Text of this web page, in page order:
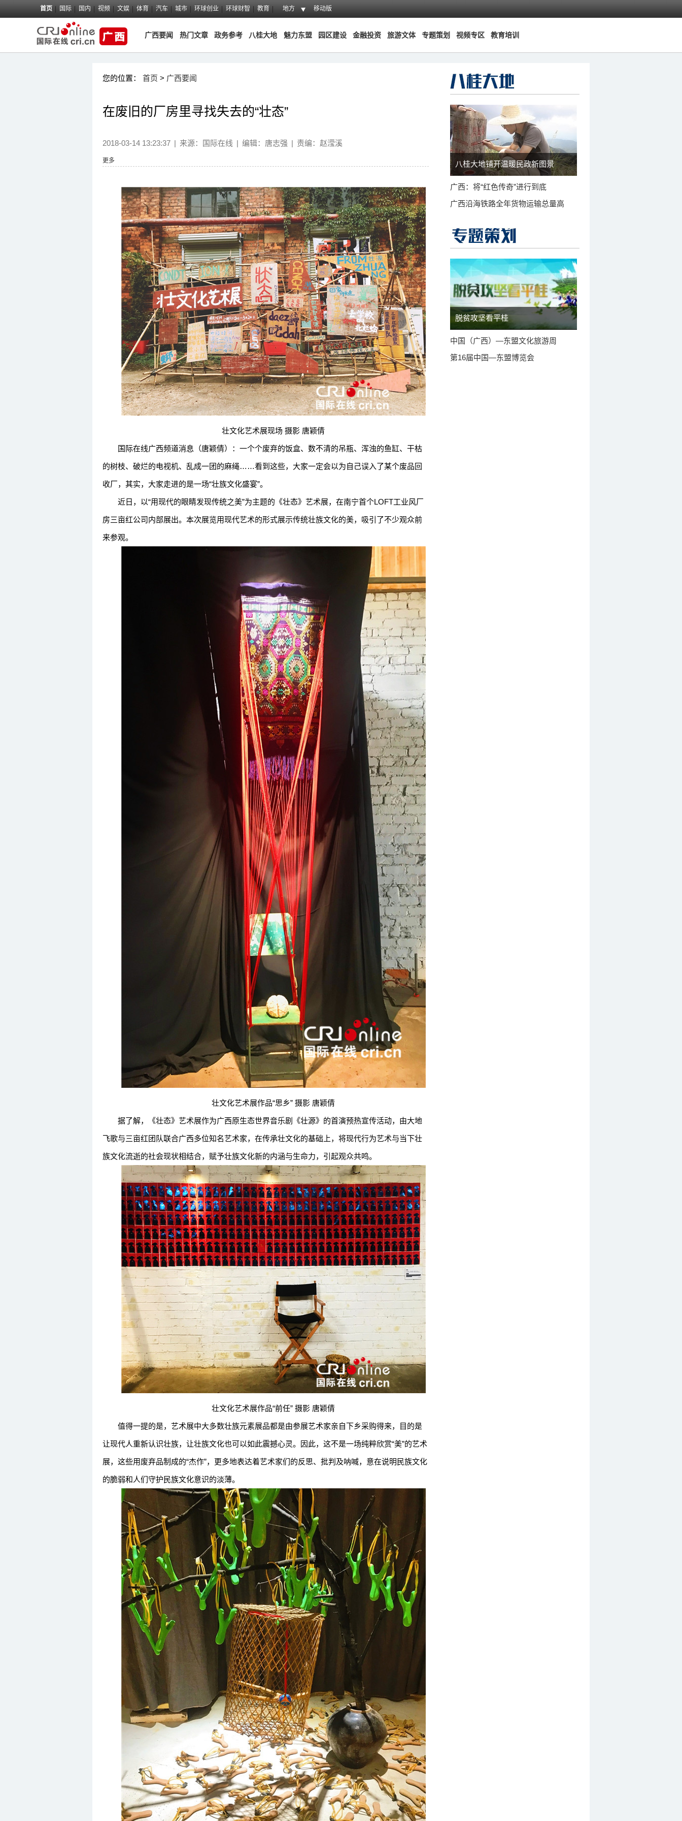
首页 国际 国内 视频 文娱 体育 汽车 城市 环球创业 环球财智 教育 地方 移动版
广西要闻 热门文章 政务参考 八桂大地 魅力东盟 园区建设 金融投资 旅游文体 专题策划 视频专区 教育培训
您的位置： 首页 > 广西要闻
在废旧的厂房里寻找失去的“壮态”
2018-03-14 13:23:37 | 来源： 国际在线 | 编辑：唐志强 | 责编：赵滢溪
更多
壮文化艺术展现场 摄影 唐颖倩
国际在线广西频道消息（唐颖倩）：一个个废弃的饭盒、数不清的吊瓶、浑浊的鱼缸、干枯
的树枝、破烂的电视机、乱成一团的麻绳……看到这些，大家一定会以为自己误入了某个废品回
收厂，其实，大家走进的是一场“壮族文化盛宴”。
近日，以“用现代的眼睛发现传统之美”为主题的《壮态》艺术展，在南宁首个LOFT工业风厂
房三亩红公司内部展出。本次展览用现代艺术的形式展示传统壮族文化的美，吸引了不少观众前
来参观。
壮文化艺术展作品“思乡” 摄影 唐颖倩
据了解，《壮态》艺术展作为广西原生态世界音乐剧《壮源》的首演预热宣传活动，由大地
飞歌与三亩红团队联合广西多位知名艺术家，在传承壮文化的基础上，将现代行为艺术与当下壮
族文化流逝的社会现状相结合，赋予壮族文化新的内涵与生命力，引起观众共鸣。
壮文化艺术展作品“前任” 摄影 唐颖倩
值得一提的是，艺术展中大多数壮族元素展品都是由参展艺术家亲自下乡采购得来，目的是
让现代人重新认识壮族，让壮族文化也可以如此震撼心灵。因此，这不是一场纯粹欣赏“美”的艺术
展，这些用废弃品制成的“杰作”，更多地表达着艺术家们的反思、批判及呐喊，意在说明民族文化
的脆弱和人们守护民族文化意识的淡薄。
八桂大地铺开温暖民政新图景
广西：将“红色传奇”进行到底
广西沿海铁路全年货物运输总量高
脱贫攻坚看平桂
中国（广西）—东盟文化旅游周
第16届中国—东盟博览会